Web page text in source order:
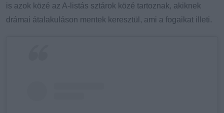
is azok közé az A-listás sztárok közé tartoznak, akiknek
drámai átalakuláson mentek keresztül, ami a fogaikat illeti.